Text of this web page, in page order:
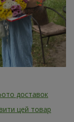
доставок
цей товар